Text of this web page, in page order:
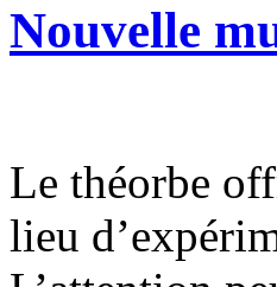
Nouvelle
Le théorbe
lieu